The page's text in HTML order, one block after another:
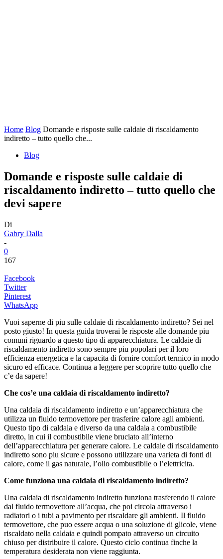
Home Blog Domande e risposte sulle caldaie di riscaldamento
indiretto – tutto quello che...
Blog
Domande e risposte sulle caldaie di
riscaldamento indiretto – tutto quello che
devi sapere
Di
Gabry Dalla
-
0
167
Facebook
Twitter
Pinterest
WhatsApp
Vuoi saperne di piu sulle caldaie di riscaldamento indiretto? Sei nel
posto giusto! In questa guida troverai le risposte alle domande piu
comuni riguardo a questo tipo di apparecchiatura. Le caldaie di
riscaldamento indiretto sono sempre piu popolari per il loro
efficienza energetica e la capacita di fornire comfort termico in modo
sicuro ed efficace. Continua a leggere per scoprire tutto quello che
c’e da sapere!
Che cos’e una caldaia di riscaldamento indiretto?
Una caldaia di riscaldamento indiretto e un’apparecchiatura che
utilizza un fluido termovettore per trasferire calore agli ambienti.
Questo tipo di caldaia e diverso da una caldaia a combustibile
diretto, in cui il combustibile viene bruciato all’interno
dell’apparecchiatura per generare calore. Le caldaie di riscaldamento
indiretto sono piu sicure e possono utilizzare una varieta di fonti di
calore, come il gas naturale, l’olio combustibile o l’elettricita.
Come funziona una caldaia di riscaldamento indiretto?
Una caldaia di riscaldamento indiretto funziona trasferendo il calore
dal fluido termovettore all’acqua, che poi circola attraverso i
radiatori o i tubi a pavimento per riscaldare gli ambienti. Il fluido
termovettore, che puo essere acqua o una soluzione di glicole, viene
riscaldato nella caldaia e quindi pompato attraverso un circuito
chiuso per distribuire il calore. Questo ciclo continua finche la
temperatura desiderata non viene raggiunta.